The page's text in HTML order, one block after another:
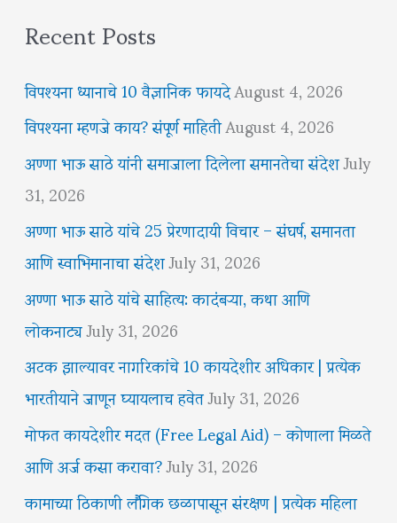
Recent Posts
विपश्यना ध्यानाचे 10 वैज्ञानिक फायदेAugust 4, 2026
विपश्यना म्हणजे काय? संपूर्ण माहितीAugust 4, 2026
अण्णा भाऊ साठे यांनी समाजाला दिलेला समानतेचा संदेशJuly
31, 2026
अण्णा भाऊ साठे यांचे 25 प्रेरणादायी विचार – संघर्ष, समानता
आणि स्वाभिमानाचा संदेशJuly 31, 2026
अण्णा भाऊ साठे यांचे साहित्य: कादंबऱ्या, कथा आणि
लोकनाट्यJuly 31, 2026
अटक झाल्यावर नागरिकांचे 10 कायदेशीर अधिकार | प्रत्येक
भारतीयाने जाणून घ्यायलाच हवेतJuly 31, 2026
मोफत कायदेशीर मदत (Free Legal Aid) – कोणाला मिळते
आणि अर्ज कसा करावा?July 31, 2026
कामाच्या ठिकाणी लैंगिक छळापासून संरक्षण | प्रत्येक महिला